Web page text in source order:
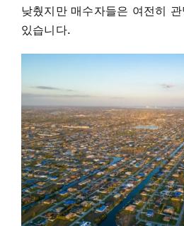
낮췄지만 매수자들은 여전히
있습니다.